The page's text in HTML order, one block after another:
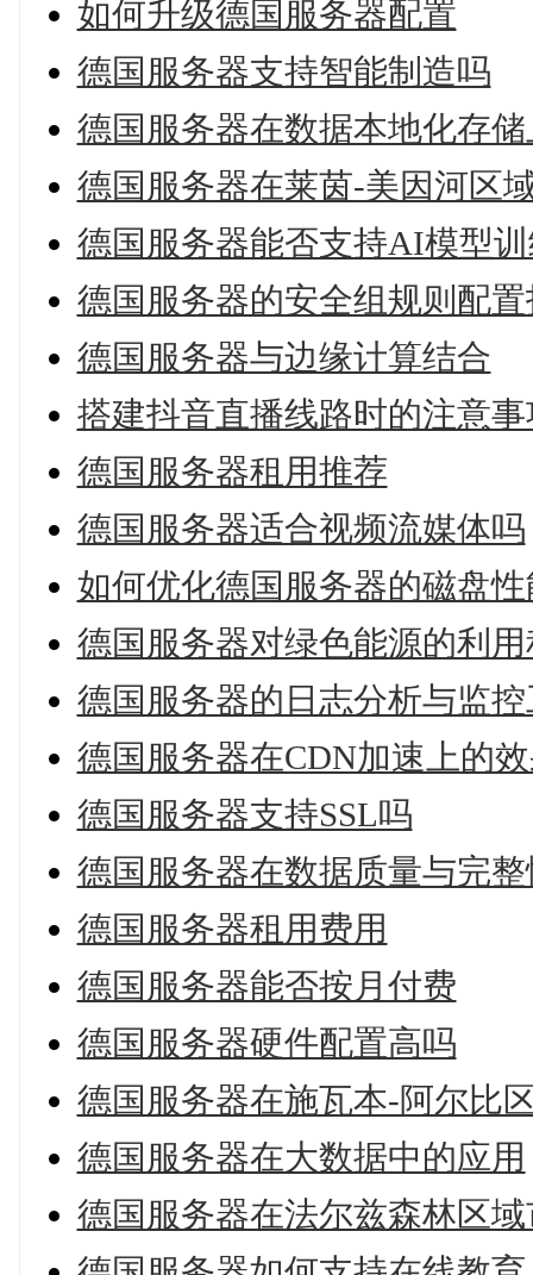
如何升级德国服务器配置
德国服务器支持智能制造吗
德国服务器在数据本地化存
德国服务器在莱茵-美因河区
德国服务器能否支持AI模型
德国服务器的安全组规则配
德国服务器与边缘计算结合
搭建抖音直播线路时的注意事
德国服务器租用推荐
德国服务器适合视频流媒体吗
如何优化德国服务器的磁盘性
德国服务器对绿色能源的利
德国服务器的日志分析与监
德国服务器在CDN加速上的
德国服务器支持SSL吗
德国服务器在数据质量与完
德国服务器租用费用
德国服务器能否按月付费
德国服务器硬件配置高吗
德国服务器在施瓦本-阿尔比
德国服务器在大数据中的应用
德国服务器在法尔兹森林区